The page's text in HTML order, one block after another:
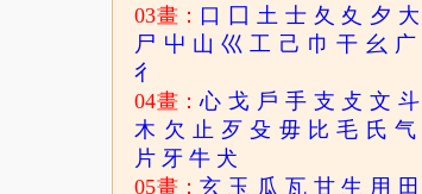
03畫： 口 囗 土 士 夂 夊 夕 大
尸 屮 山 巛 工 己 巾 干 幺 广
彳
04畫：心 戈 戶 手 支 攴 文 斗
木 欠 止 歹 殳 毋 比 毛 氏 气
片 牙 牛 犬
05畫：玄 玉 瓜 瓦 甘 生 用 田